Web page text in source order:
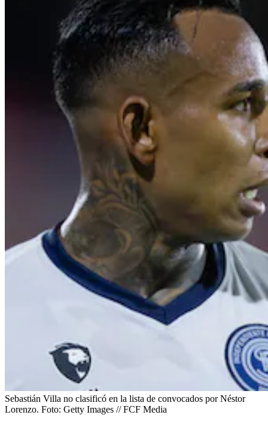
Sebastián Villa no clasificó en la lista de convocados por Néstor
Lorenzo. Foto: Getty Images // FCF Media